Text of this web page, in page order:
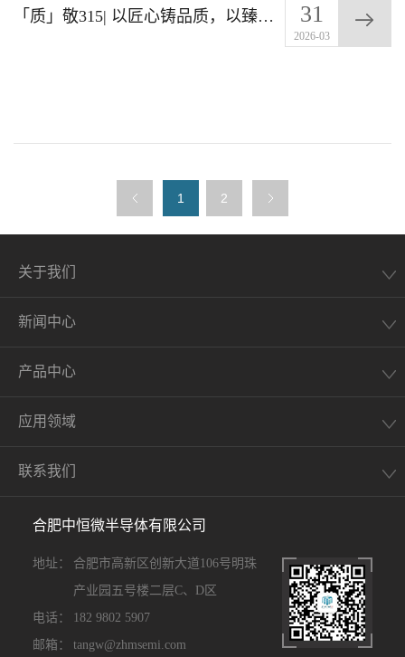
「质」敬315| 以匠心铸品质，以臻品护安心 31
2026-03
1 2
关于我们
新闻中心
产品中心
应用领域
联系我们
合肥中恒微半导体有限公司
地址：
合肥市高新区创新大道106号明珠
产业园五号楼二层C、D区
电话：
182 9802 5907
邮箱：
tangw@zhmsemi.com